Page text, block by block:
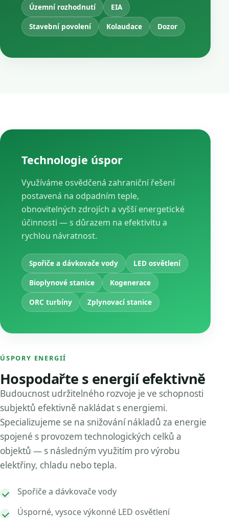
Územní rozhodnutí
EIA
Stavební povolení
Kolaudace Dozor
Technologie úspor
Využíváme osvědčená zahraniční řešení
postavená na odpadním teple,
obnovitelných zdrojích a vyšší energetické
účinnosti — s důrazem na efektivitu a
rychlou návratnost.
Spořiče a dávkovače vody
LED osvětlení
Bioplynové stanice
Kogenerace
ORC turbíny
Zplynovací stanice
ÚSPORY ENERGIÍ
Hospodařte s energií efektivně
Budoucnost udržitelného rozvoje je ve schopnosti
subjektů efektivně nakládat s energiemi.
Specializujeme se na snižování nákladů za energie
spojené s provozem technologických celků a
objektů — s následným využitím pro výrobu
elektřiny, chladu nebo tepla.
Spořiče a dávkovače vody
Úsporné, vysoce výkonné LED osvětlení